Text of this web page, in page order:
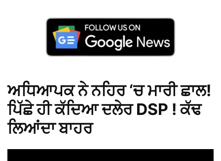
ਅਧਿਆਪਕ ਨੇ ਨਹਿਰ ‘ਚ ਮਾਰੀ ਛਾਲ!
ਪਿੱਛੇ ਹੀ ਕੱਦਿਆ ਦਲੇਰ DSP ! ਕੱਢ
ਲਿਆਂਦਾ ਬਾਹਰ